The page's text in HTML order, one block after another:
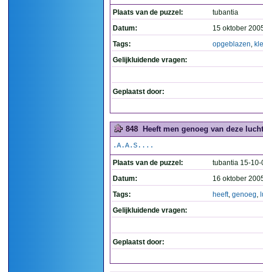
Plaats van de puzzel:
tubantia
Datum:
15 oktober
Tags:
opgeblazen,
Gelijkluidende vragen:
Geplaatst door:
848 Heeft men genoeg van deze
.A.A.S....
Plaats van de puzzel:
tubantia 15-10-
Datum:
16 oktober
Tags:
heeft, genoeg,
Gelijkluidende vragen:
Geplaatst door: